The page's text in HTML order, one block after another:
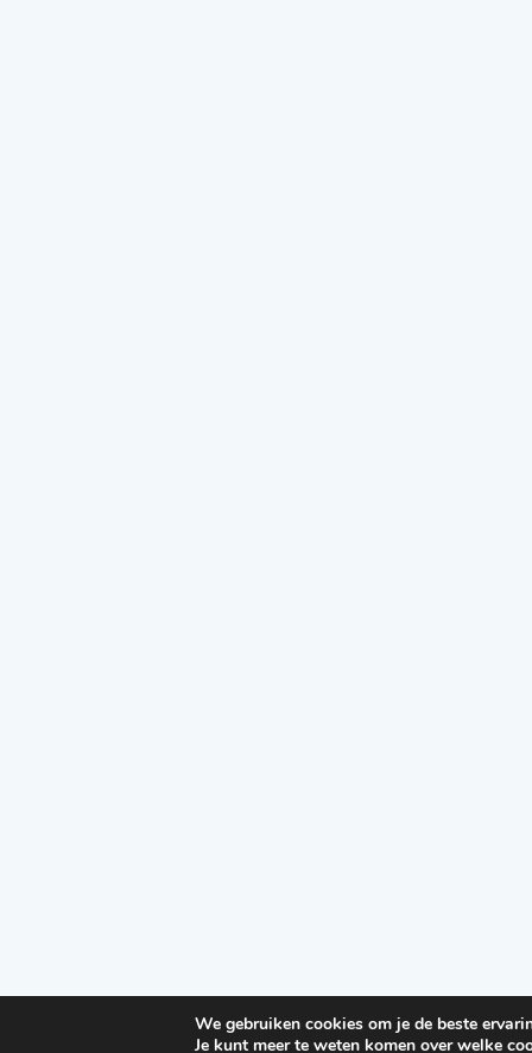
We gebruiken cookies om je de beste
Je kunt meer te weten komen over welke